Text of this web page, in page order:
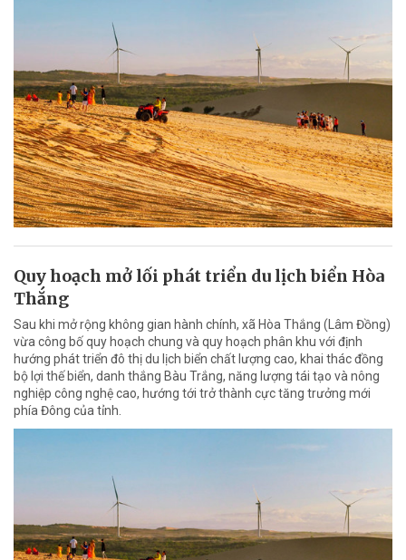
Quy hoạch mở lối phát triển du lịch biển Hòa
Thắng
Sau khi mở rộng không gian hành chính, xã Hòa Thắng (Lâm Đồng)
vừa công bố quy hoạch chung và quy hoạch phân khu với định
hướng phát triển đô thị du lịch biển chất lượng cao, khai thác đồng
bộ lợi thế biển, danh thắng Bàu Trắng, năng lượng tái tạo và nông
nghiệp công nghệ cao, hướng tới trở thành cực tăng trưởng mới
phía Đông của tỉnh.